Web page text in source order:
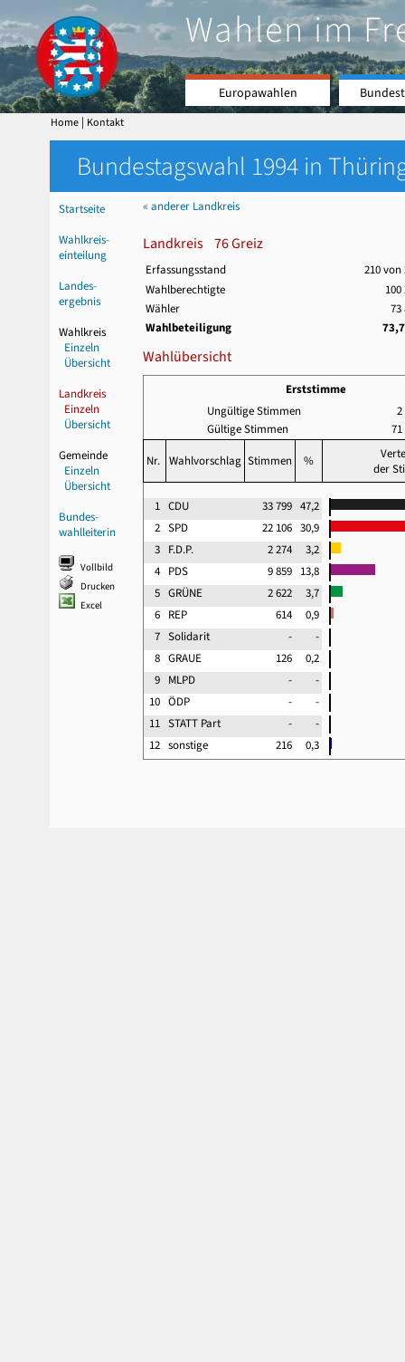
Wahlen im
Europawahlen
Home | Kontakt
Bundestagswahl 1994 in
Startseite
Wahlkreis-
einteilung
Landes-
ergebnis
Wahlkreis
Einzeln
Übersicht
Landkreis
Einzeln
Übersicht
Gemeinde
Einzeln
Übersicht
Bundes-
wahlleiterin
Vollbild
Drucken
Excel
« anderer Landkreis
Landkreis 76 Greiz
Erfassungsstand
210 von
Wahlberechtigte
100
Wähler
73
Wahlbeteiligung
Wahlübersicht
Erststimme
Ungültige Stimmen
2
Gültige Stimmen
71
Nr. Wahlvorschlag Stimmen %
der
1 CDU 33 799 47,2
2 SPD 22 106 30,9
3 F.D.P. 2 274
3,2
4 PDS 9 859 13,8
5 GRÜNE 2 622
3,7
6 REP 614
0,9
7 Solidarit -
-
8 GRAUE 126
0,2
9 MLPD -
-
10 ÖDP -
-
11 STATT Part -
-
12 sonstige 216 0,3